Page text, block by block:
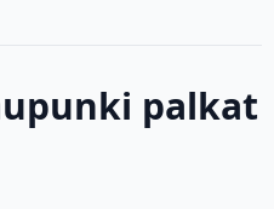
palkat